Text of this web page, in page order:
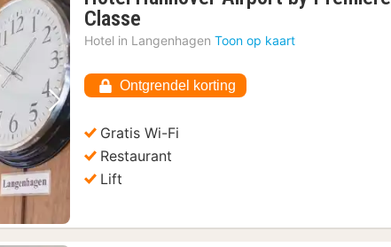
Volgende foto
Classe
nacht
€
47,38
Hotel in Langenhagen Toon op kaart
Ontgrendel korting
Gratis Wi-Fi
Restaurant
Lift